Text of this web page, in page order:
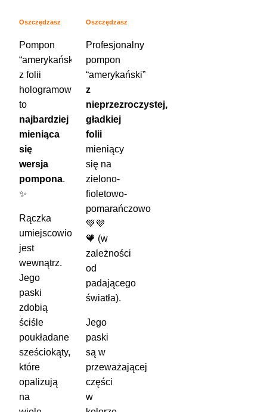
cen:
19.83 €
do
22.16 €
Oszczędzasz
Pompon
“amerykański”
z folii
hologramowej,
to
najbardziej
mieniąca
się
wersja
pompona.
✨
Rączka
umiejscowiona
jest
wewnątrz.
Jego
paski
zdobią
ściśle
poukładane
sześciokąty,
które
opalizują
na
cen:
20.76 €
do
23.09 €
Oszczędzasz
Profesjonalny
pompon
“amerykański”
z
nieprzezroczystej,
gładkiej
folii
mieniący
się na
zielono-
fioletowo-
pomarańczowo
💚💜
🧡 (w
zależności
od
padającego
światła).
Jego
paski
są w
przeważającej
części
w